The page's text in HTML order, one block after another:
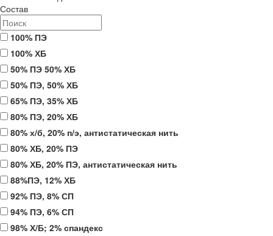
Состав
100% ПЭ
100% ХБ
50% ПЭ 50% ХБ
50% ПЭ, 50% ХБ
65% ПЭ, 35% ХБ
80% ПЭ, 20% ХБ
80% х/б, 20% п/э, антистатическая нить
80% ХБ, 20% ПЭ
80% ХБ, 20% ПЭ, антистатическая нить
88%ПЭ, 12% ХБ
92% ПЭ, 8% СП
94% ПЭ, 6% СП
98% Х/Б; 2% спандекс